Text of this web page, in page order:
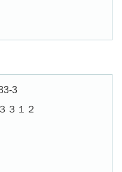
3
３１２